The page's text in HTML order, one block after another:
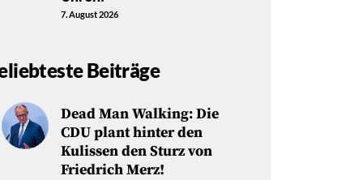
7. August 2026
Beiträge
Dead Man Walking: Die
CDU plant hinter den
Kulissen den Sturz von
Friedrich Merz!